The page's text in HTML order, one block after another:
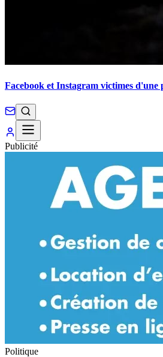
Facebook et Instagram victimes d'une
Publicité
Politique